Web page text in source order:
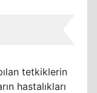
tetkiklerin
hastalıkları